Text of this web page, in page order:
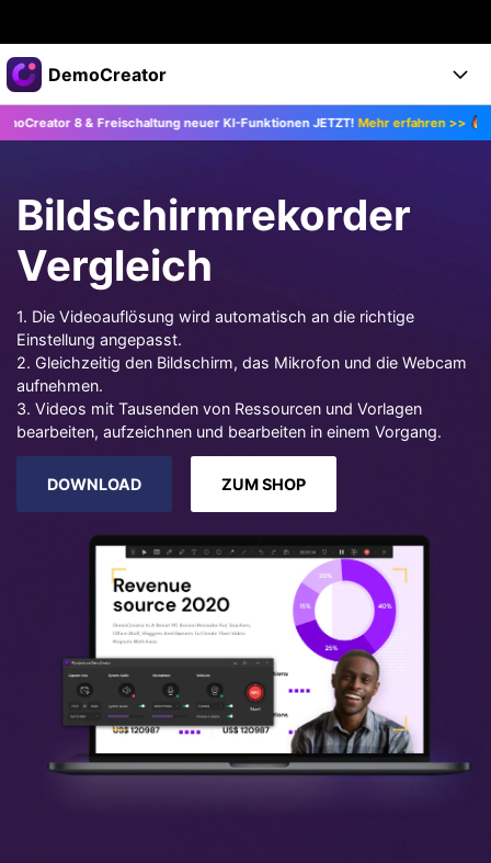
Top-Produkte
KI-gestützte digitale Kreativität
Dienstprogramme
Business
Lösungen
Presseraum
Support
DemoCreator
Produkte
Funktionen
Alle Funktionen >
KI-Funktionen
KI Tipps
Alle KI Funktionen >
DemoCreator für
Blog
Mehr Lösungen finden >
Hilfezentrum
Los geht's
Support
Business
Upgrade auf DemoCreator 8
8 & Freischaltung neuer KI-Funktionen JETZT!Mehr erfahren >>
Bildschirmrekorder
Vergleich
1. Die Videoauflösung wird automatisch an die richtige
Einstellung angepasst.
2. Gleichzeitig den Bildschirm, das Mikrofon und die Webcam
aufnehmen.
3. Videos mit Tausenden von Ressourcen und Vorlagen
bearbeiten, aufzeichnen und bearbeiten in einem Vorgang.
DOWNLOAD ZUM SHOP